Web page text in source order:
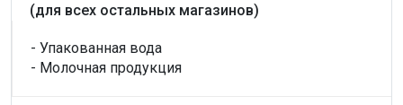
(для всех остальных магазинов)
- Упакованная вода
- Молочная продукция